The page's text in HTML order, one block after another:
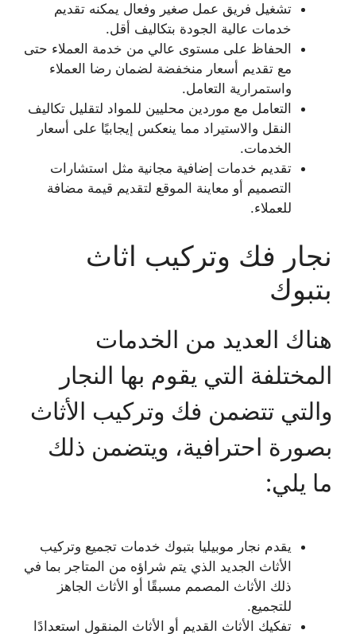
تشغيل فريق عمل صغير وفعال يمكنه تقديم
خدمات عالية الجودة بتكاليف أقل.
الحفاظ على مستوى عالي من خدمة العملاء حتى
مع تقديم أسعار منخفضة لضمان رضا العملاء
واستمرارية التعامل.
التعامل مع موردين محليين للمواد لتقليل تكاليف
النقل والاستيراد مما ينعكس إيجابيًا على أسعار
الخدمات.
تقديم خدمات إضافية مجانية مثل استشارات
التصميم أو معاينة الموقع لتقديم قيمة مضافة
للعملاء.
نجار فك وتركيب اثاث
بتبوك
هناك العديد من الخدمات
المختلفة التي يقوم بها النجار
والتي تتضمن فك وتركيب الأثاث
بصورة احترافية، ويتضمن ذلك
ما يلي:
يقدم نجار موبيليا بتبوك خدمات تجميع وتركيب
الأثاث الجديد الذي يتم شراؤه من المتاجر بما في
ذلك الأثاث المصمم مسبقًا أو الأثاث الجاهز
للتجميع.
تفكيك الأثاث القديم أو الأثاث المنقول استعدادًا